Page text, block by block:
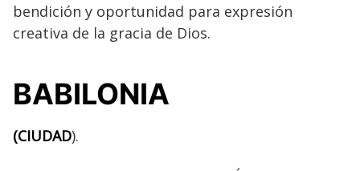
bendición y oportunidad para expresión
creativa de la gracia de Dios.
BABILONIA
(CIUDAD).